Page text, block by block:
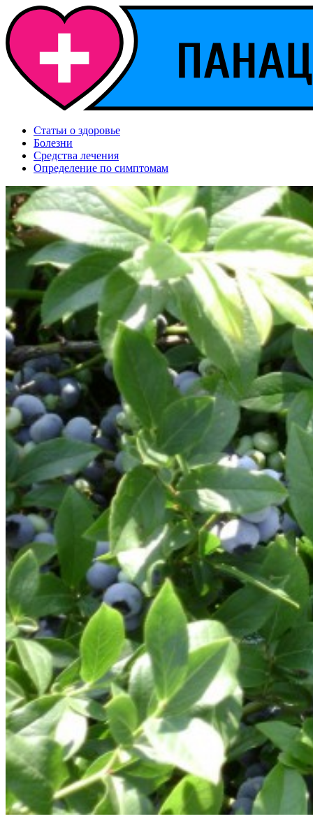
Статьи о здоровье
Болезни
Средства лечения
Определение по симптомам